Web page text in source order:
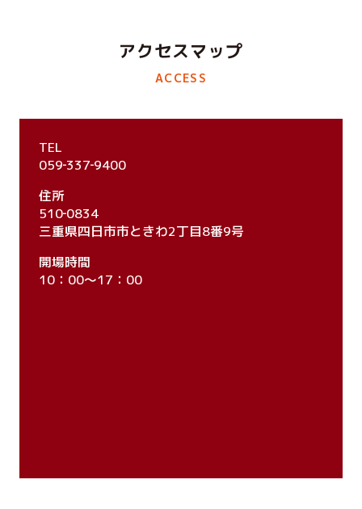
アクセスマップ
ACCESS
TEL
059‐337‐9400
住所
510‐0834
三重県四日市市ときわ2丁目8番9号
開場時間
10：00～17：00